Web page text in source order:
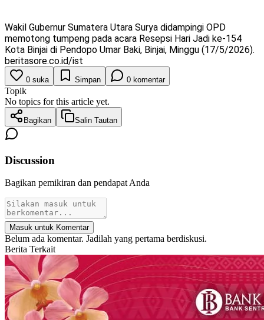
Wakil Gubernur Sumatera Utara Surya didampingi OPD
memotong tumpeng pada acara Resepsi Hari Jadi ke-154
Kota Binjai di Pendopo Umar Baki, Binjai, Minggu (17/5/2026).
beritasore.co.id/ist
0 suka Simpan 0 komentar
Topik
No topics for this article yet.
Bagikan Salin Tautan
Discussion
Bagikan pemikiran dan pendapat Anda
Masuk untuk Komentar
Belum ada komentar. Jadilah yang pertama berdiskusi.
Berita Terkait